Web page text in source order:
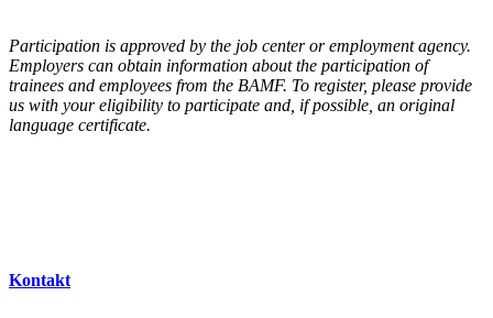
Participation is approved by the job center or employment agency.
Employers can obtain information about the participation of
trainees and employees from the BAMF. To register, please provide
us with your eligibility to participate and, if possible, an original
language certificate.
Kontakt